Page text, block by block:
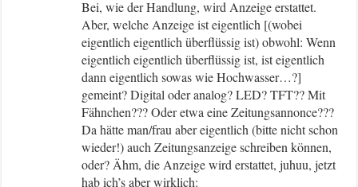
Bei, wie der Handlung, wird Anzeige erstattet.
Aber, welche Anzeige ist eigentlich [(wobei
eigentlich eigentlich überflüssig ist) obwohl: Wenn
eigentlich eigentlich überflüssig ist, ist eigentlich
dann eigentlich sowas wie Hochwasser…?]
gemeint? Digital oder analog? LED? TFT?? Mit
Fähnchen??? Oder etwa eine Zeitungsannonce???
Da hätte man/frau aber eigentlich (bitte nicht schon
wieder!) auch Zeitungsanzeige schreiben können,
oder? Ähm, die Anzeige wird erstattet, juhuu, jetzt
hab ich’s aber wirklich: